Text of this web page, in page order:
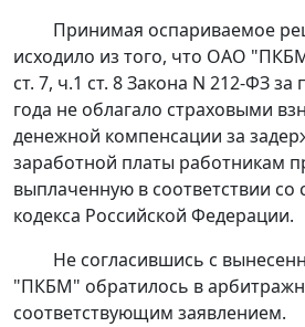
Принимая оспариваемое
исходило из того, что ОАО
ст. 7, ч.1 ст. 8Закона N 212-ФЗ за
года не облагало страховыми
денежной компенсации за
заработной платы работникам
выплаченную в соответствии со
кодекса Российской Федерации.
Не согласившись с
"ПКБМ" обратилось в
соответствующим заявлением.